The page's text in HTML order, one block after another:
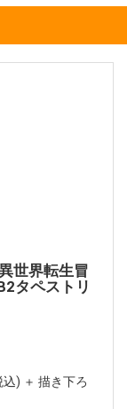
世界転生冒
タペストリ
) ＋ 描き下ろ